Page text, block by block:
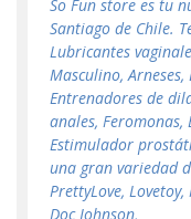
So Fun store es tu
Santiago de Chile.
Lubricantes
Masculino, Arneses,
Entrenadores de
anales, Feromonas,
Estimulador
una gran variedad
PrettyLove,
Doc Johnson,